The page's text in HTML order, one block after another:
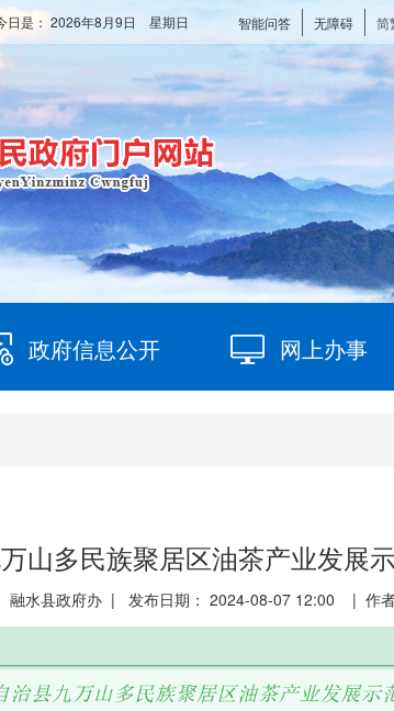
智能问答 无障碍 简
是： 2026年8月9日 星期日
政府信息公开 网上办事
山多民族聚居区油茶产业发展
融水县政府办 | 发布日期： 2024-08-07 12:00 | 作者